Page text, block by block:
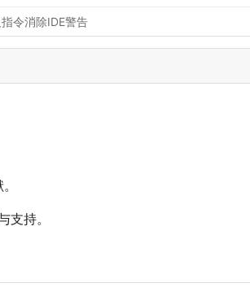
指令消除IDE警告
持。